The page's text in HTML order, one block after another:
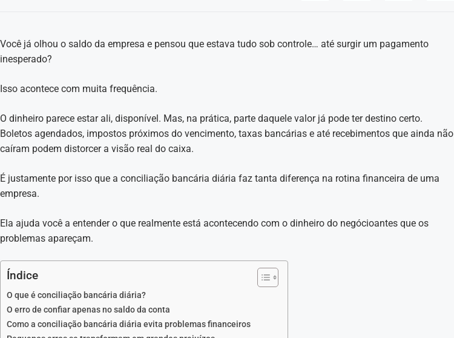
Você já olhou o saldo da empresa e pensou que estava tudo sob controle… até surgir um pagamento
inesperado?
Isso acontece com muita frequência.
O dinheiro parece estar ali, disponível. Mas, na prática, parte daquele valor já pode ter destino certo.
Boletos agendados, impostos próximos do vencimento, taxas bancárias e até recebimentos que ainda não
caíram podem distorcer a visão real do caixa.
É justamente por isso que a conciliação bancária diária faz tanta diferença na rotina financeira de uma
empresa.
Ela ajuda você a entender o que realmente está acontecendo com o dinheiro do negócioantes que os
problemas apareçam.
Índice
O que é conciliação bancária diária?
O erro de confiar apenas no saldo da conta
Como a conciliação bancária diária evita problemas financeiros